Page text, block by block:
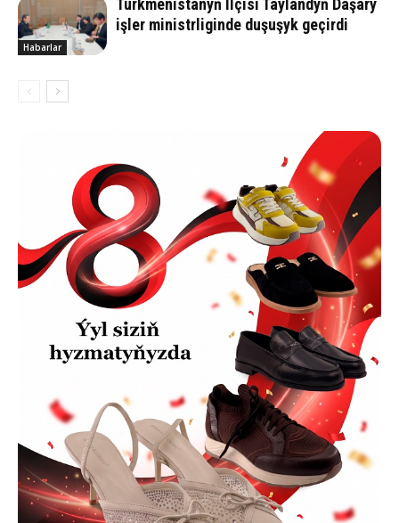
Habarlar
işler ministrliginde duşuşyk geçirdi